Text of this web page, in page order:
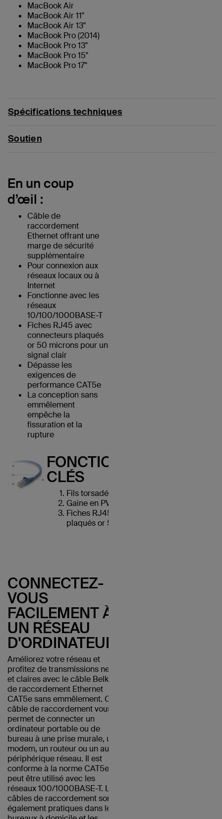
MacBook Air
MacBook Air 11"
MacBook Air 13"
MacBook Pro (2014)
MacBook Pro 13"
MacBook Pro 15"
MacBook Pro 17"
Spécifications techniques
Soutien
En un coup
d’œil :
Câble de
raccordement
Ethernet offrant une
marge de sécurité
supplémentaire
Pour connexion aux
réseaux locaux ou à
Internet
Fonctionne avec les
réseaux
10/100/1000BASE-T
Fiches RJ45 avec
connecteurs plaqués
or 50 microns pour un
signal clair
Dépasse les
exigences de
performance CAT5e
La conception sans
emmêlement
empêche la
fissuration et la
rupture
FONCTIONNALITÉS
CLÉS
Fils torsadés en cuivre UTP
Gaine en PVC durable
Fiches RJ45 avec connecteurs
plaqués or 50 microns
CONNECTEZ-
VOUS
FACILEMENT À
UN RÉSEAU
D'ORDINATEURS
Améliorez votre réseau et
profitez de transmissions nettes
et claires avec le câble Belkin
de raccordement Ethernet
CAT5e sans emmêlement. Ce
câble de raccordement vous
permet de connecter un
ordinateur portable ou de
bureau à une prise murale, un
modem, un routeur ou un autre
périphérique réseau. Il est
conforme à la norme CAT5e et
peut être utilisé avec les
réseaux 100/1000BASE-T. Les
câbles de raccordement sont
également pratiques dans les